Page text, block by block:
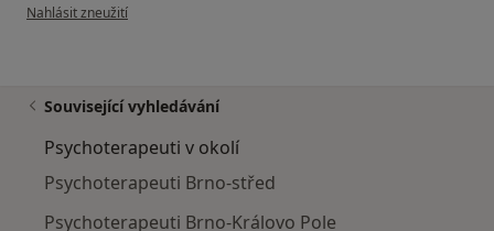
podle názoru uživatele Lenka
Nahlásit zneužití
Související vyhledávání
Psychoterapeuti v okolí
Psychoterapeuti Brno-střed
Psychoterapeuti Brno-Královo Pole